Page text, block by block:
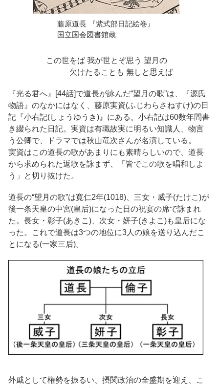
藤原道長 『紫式部日記絵巻』
国立国会図書館蔵
この世をば 我が世とぞ思う 望月の
欠けたることも 無しと思えば
『光る君へ』[44話]で道長が詠んだ“望月の歌”は、『源氏
物語』のなかにはなく、藤原実資(ふじわらさねすけ)の日
記『小右記(しょうゆうき)』にある。小右記は60数年間書
き綴られた日記。実資は有職故実に明るい知識人、物言
う公卿で、ドラマでは秋山竜次さんが名演している。
実資はこの道長の歌があまりにも素晴らしいので、道長
から求められた返歌を詠まず、「皆でこの歌を唱和しよ
う」と切り抜けた。
道長の“望月の歌”は寛仁2年(1018)、三女・威子(たけこ)が
後一条天皇の中宮(皇后)になった日の祝宴の席で詠まれ
た。長女・彰子(あきこ)、次女・妍子(きよこ)も皇后にな
った。これで道長は3つの地位に3人の娘を送り込んだこ
とになる(一家三后)。
外戚として権勢を振るい、摂関政治の全盛期を迎え、こ